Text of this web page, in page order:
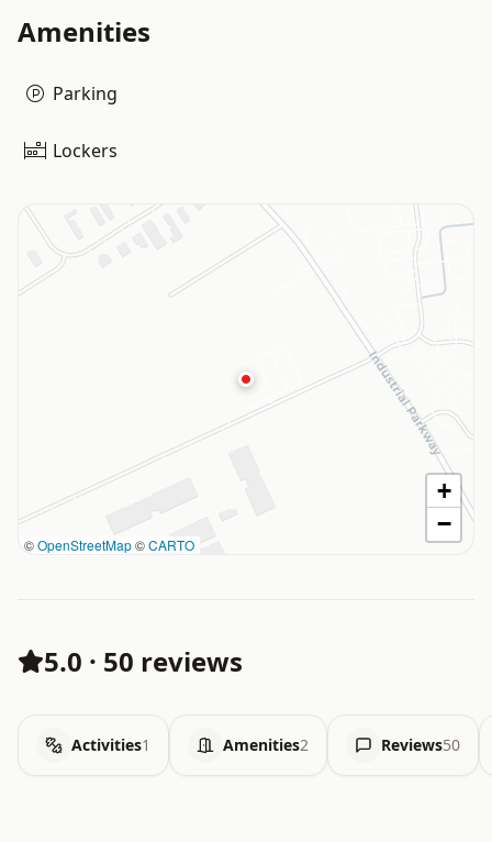
Amenities
Parking
Lockers
©OpenStreetMap©CARTO
+
−
5.0 · 50 reviews
Activities1 Amenities2 Reviews50